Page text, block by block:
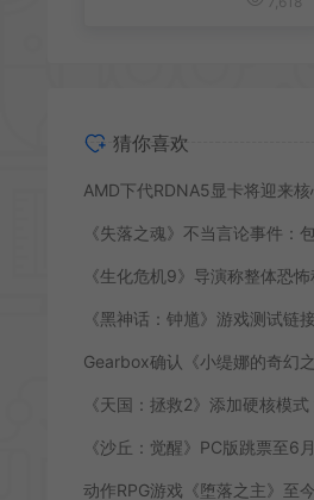
猜你喜欢
AMD下代RDNA5显卡将迎来
《失落之魂》不当言论事件：
《生化危机9》导演称整体恐
《黑神话：钟馗》游戏测试链
Gearbox确认《小缇娜的奇幻
《天国：拯救2》添加硬核模
《沙丘：觉醒》PC版跳票至6
动作RPG游戏《堕落之主》至